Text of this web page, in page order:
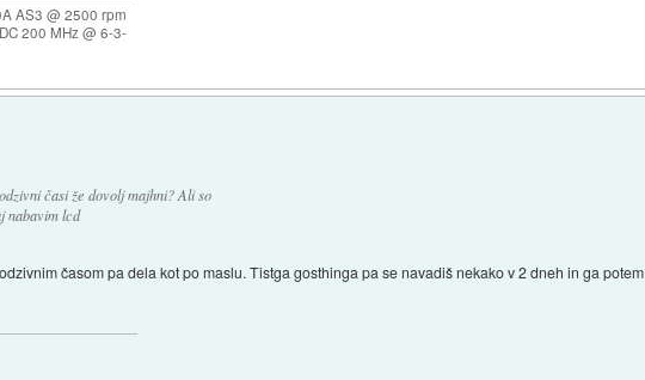
AS3 @ 2500 rpm
200 MHz @ 6-3-
časi že dovolj majhni? Ali so
nabavim lcd
časom pa dela kot po maslu. Tistga gosthinga pa se navadiš nekako v 2 dneh in ga potem